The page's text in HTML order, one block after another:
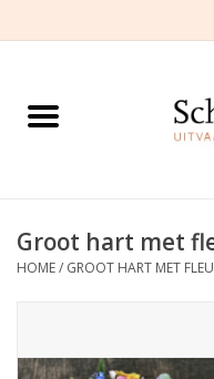
Home
Herinneringsjuwelen
Troostartikelen
Groot hart met
HOME/ GROOT HART MET